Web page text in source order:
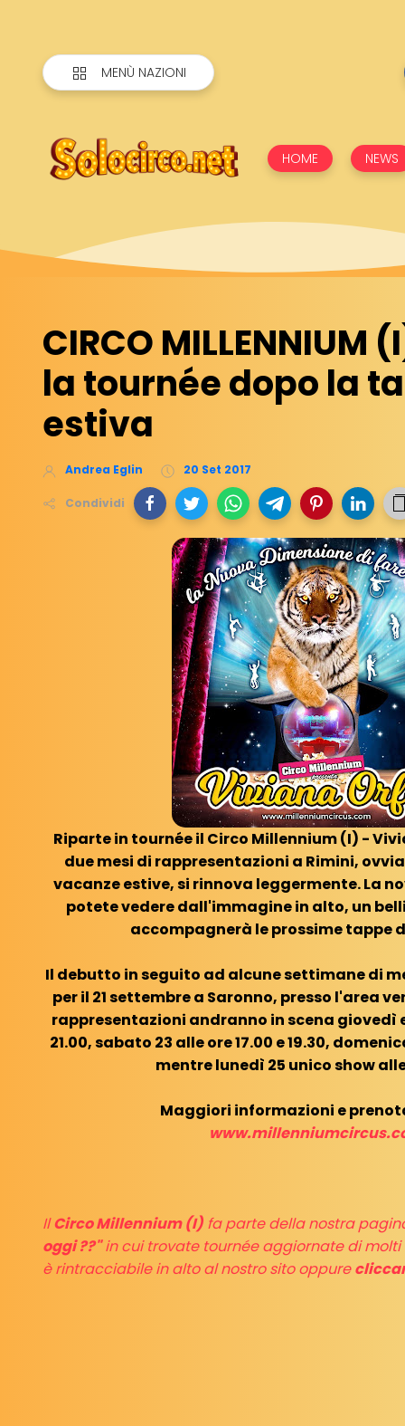
MENÙ NAZIONI
HOME NEWS
CIRCO MILLENNIUM
la tournée dopo la
estiva
Andrea Eglin 20 Set 2017
Condividi
Riparte in tournée il Circo Millennium (I) -
due mesi di rappresentazioni a Rimini,
vacanze estive, si rinnova leggermente. La
potete vedere dall'immagine in alto, un
accompagnerà le prossime tappe
Il debutto in seguito ad alcune settimane di
per il 21 settembre a Saronno, presso l'area
rappresentazioni andranno in scena giovedì
21.00, sabato 23 alle ore 17.00 e 19.30,
mentre lunedì 25 unico show alle
Maggiori informazioni e
IlCirco Millennium (I) fa parte della nostra
oggi ??"in cui trovate tournée aggiornate di molti
è rintracciabile in alto al nostro sito oppure